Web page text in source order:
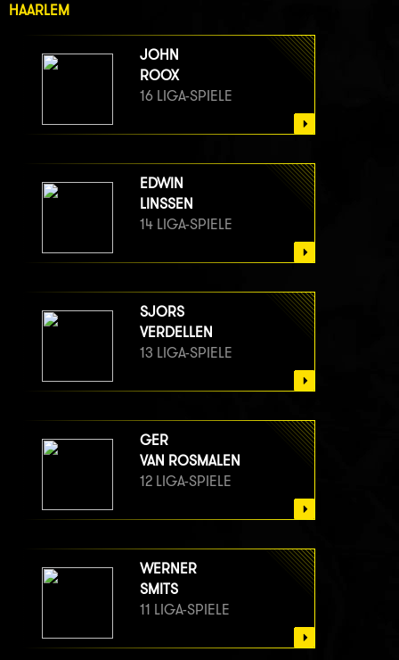
HAARLEM
JOHN
ROOX
16 LIGA-SPIELE
EDWIN
LINSSEN
14 LIGA-SPIELE
SJORS
VERDELLEN
13 LIGA-SPIELE
GER
VAN ROSMALEN
12 LIGA-SPIELE
WERNER
SMITS
11 LIGA-SPIELE